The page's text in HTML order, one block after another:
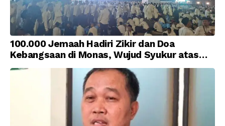
100.000 Jemaah Hadiri Zikir dan Doa
Kebangsaan di Monas, Wujud Syukur atas
Kemerdekaan Indonesia